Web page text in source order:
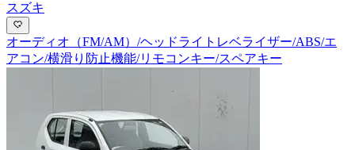
スズキ
オーディオ（FM/AM）/ヘッドライトレベライザー/ABS/エ
アコン/横滑り防止機能/リモコンキー/スペアキー